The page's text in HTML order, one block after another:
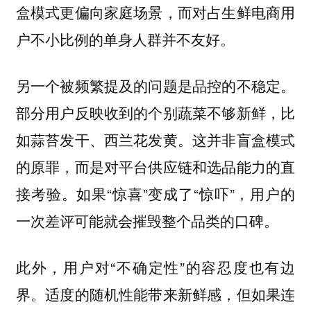
盒模式更偏向家庭场景，而对占生鲜电商用
户不小比例的单身人群并不友好。
另一个被频繁提及的问题是品控的不稳定。
部分用户反映收到的个别蔬菜不够新鲜，比
如蒜苔发干、西兰花发黄。这并非盲盒模式
的原罪，而是对平台供应链和选品能力的直
接考验。如果“惊喜”变成了“惊吓”，用户的
一次差评可能就会摧毁整个品类的口碑。
此外，用户对“不确定性”的容忍度也有边
界。适度的随机性能带来新鲜感，但如果连